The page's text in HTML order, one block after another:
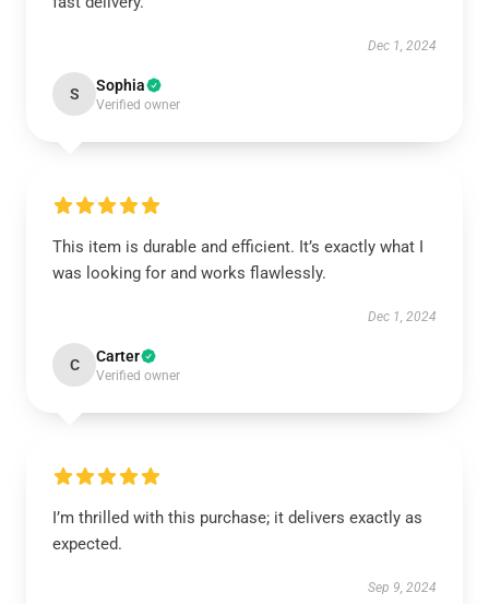
Dec 1, 2024
S Sophia
Verified owner
This item is durable and efficient. It’s exactly what I
was looking for and works flawlessly.
Dec 1, 2024
C Carter
Verified owner
I’m thrilled with this purchase; it delivers exactly as
expected.
Sep 9, 2024